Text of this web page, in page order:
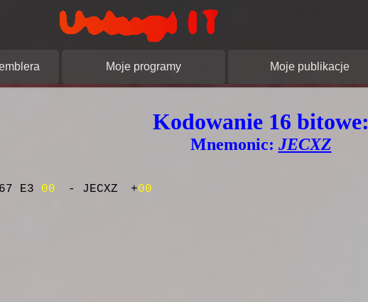
Usługi IT.strony:
Moje programy Moje publikacje
Kodowanie 16 bitowe:
Mnemonic: JECXZ
67 E3 00 - JECXZ +00